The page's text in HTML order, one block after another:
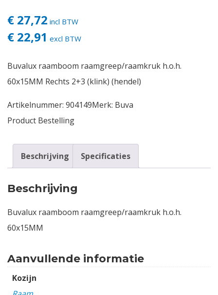
€ 27,72 incl BTW
€ 22,91 excl BTW
Buvalux raamboom raamgreep/raamkruk h.o.h.
60x15MM Rechts 2+3 (klink) (hendel)
Artikelnummer: 904149Merk: Buva
Product Bestelling
Beschrijving Specificaties
Beschrijving
Buvalux raamboom raamgreep/raamkruk h.o.h.
60x15MM
Aanvullende informatie
Kozijn